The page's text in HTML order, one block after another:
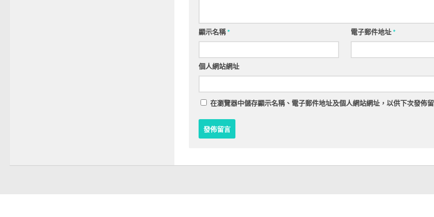
顯示名稱* 電子郵件地址*
個人網站網址
在瀏覽器中儲存顯示名稱、電子郵件地址及個人網站網址，以供下次發佈